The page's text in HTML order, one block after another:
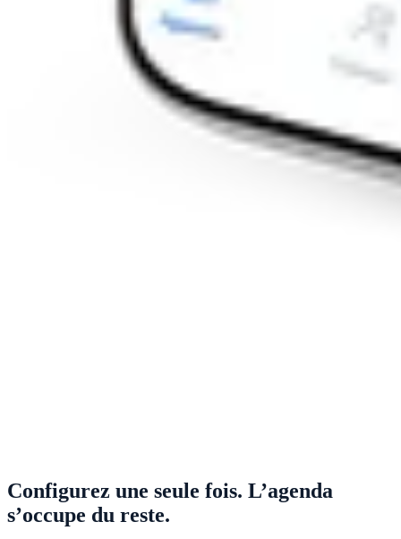
Configurez une seule fois. L’agenda
s’occupe du reste.